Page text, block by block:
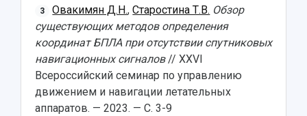
3 Овакимян Д.Н.,Старостина Т.В. Обзор
существующих методов определения
координат БПЛА при отсутствии спутниковых
навигационных сигналов// XXVI
Всероссийский семинар по управлению
движением и навигации летательных
аппаратов. — 2023. — С. 3-9